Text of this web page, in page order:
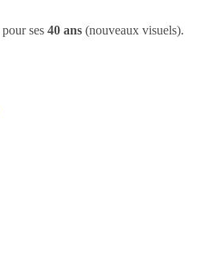
pour ses 40 ans (nouveaux visuels).